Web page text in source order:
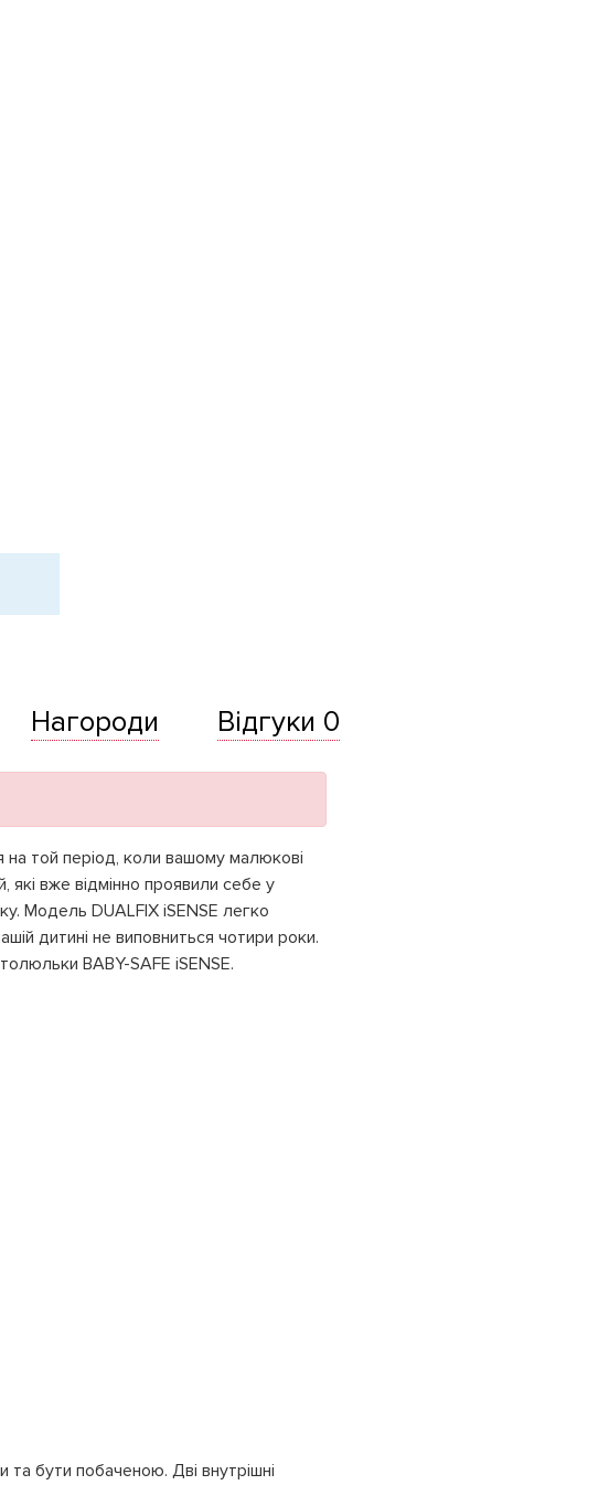
Нагороди Відгуки 0
на той період, коли вашому малюкові
вже відмінно проявили себе у
Модель DUALFIX iSENSE легко
дитині не виповниться чотири роки.
BABY-SAFE iSENSE.
та бути побаченою. Дві внутрішні